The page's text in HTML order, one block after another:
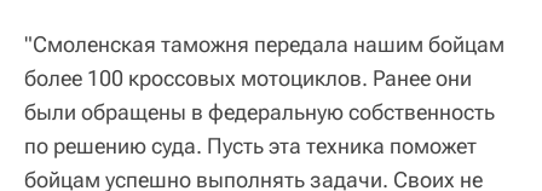
"Смоленская таможня передала нашим бойцам
более 100 кроссовых мотоциклов. Ранее они
были обращены в федеральную собственность
по решению суда. Пусть эта техника поможет
бойцам успешно выполнять задачи. Своих не